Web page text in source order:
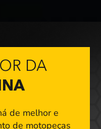
DA
de melhor e
de motopeças